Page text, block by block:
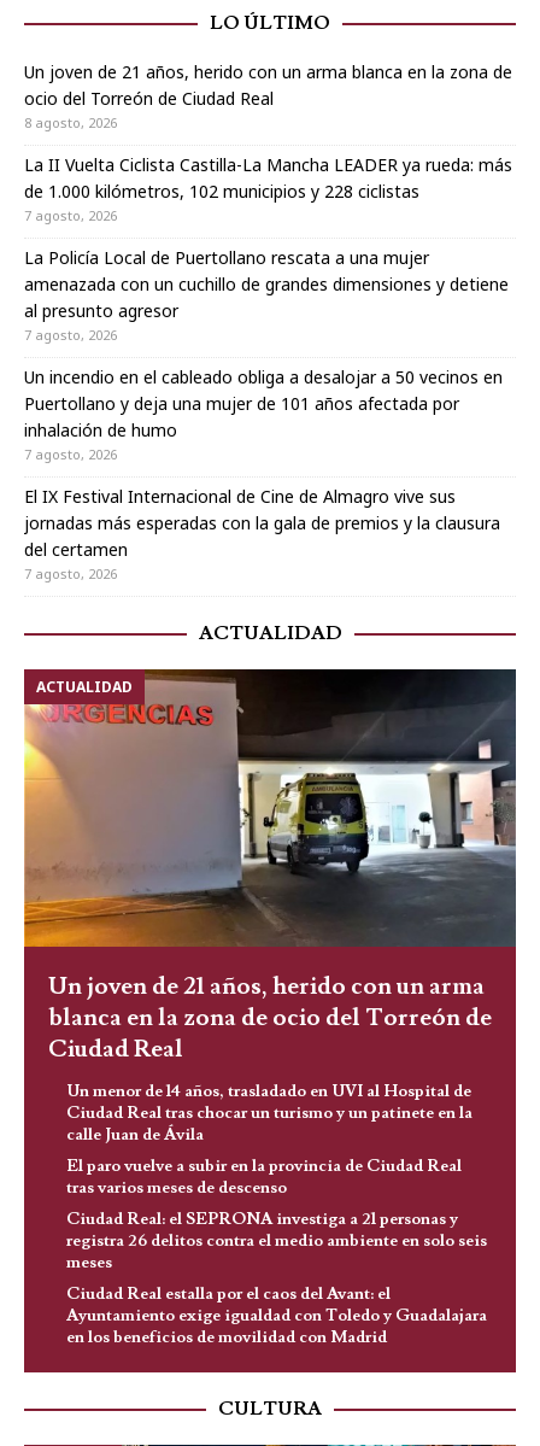
LO ÚLTIMO
Un joven de 21 años, herido con un arma blanca en la zona de
ocio del Torreón de Ciudad Real
8 agosto, 2026
La II Vuelta Ciclista Castilla-La Mancha LEADER ya rueda: más
de 1.000 kilómetros, 102 municipios y 228 ciclistas
7 agosto, 2026
La Policía Local de Puertollano rescata a una mujer
amenazada con un cuchillo de grandes dimensiones y detiene
al presunto agresor
7 agosto, 2026
Un incendio en el cableado obliga a desalojar a 50 vecinos en
Puertollano y deja una mujer de 101 años afectada por
inhalación de humo
7 agosto, 2026
El IX Festival Internacional de Cine de Almagro vive sus
jornadas más esperadas con la gala de premios y la clausura
del certamen
7 agosto, 2026
ACTUALIDAD
ACTUALIDAD
Un joven de 21 años, herido con un arma
blanca en la zona de ocio del Torreón de
Ciudad Real
Un menor de 14 años, trasladado en UVI al Hospital de
Ciudad Real tras chocar un turismo y un patinete en la
calle Juan de Ávila
El paro vuelve a subir en la provincia de Ciudad Real
tras varios meses de descenso
Ciudad Real: el SEPRONA investiga a 21 personas y
registra 26 delitos contra el medio ambiente en solo seis
meses
Ciudad Real estalla por el caos del Avant: el
Ayuntamiento exige igualdad con Toledo y Guadalajara
en los beneficios de movilidad con Madrid
CULTURA